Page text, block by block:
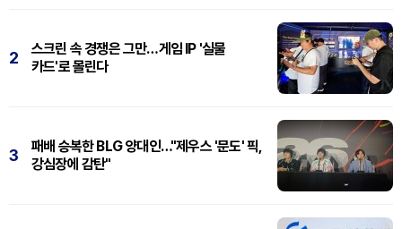
2
스크린 속 경쟁은 그만…게임 IP '실물
카드'로 몰린다
3
패배 승복한 BLG 양대인…"제우스 '문도' 픽,
강심장에 감탄"